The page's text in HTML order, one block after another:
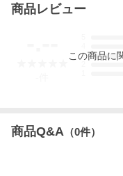
商品レビュー
3
この商品に
商品Q&A （0件）